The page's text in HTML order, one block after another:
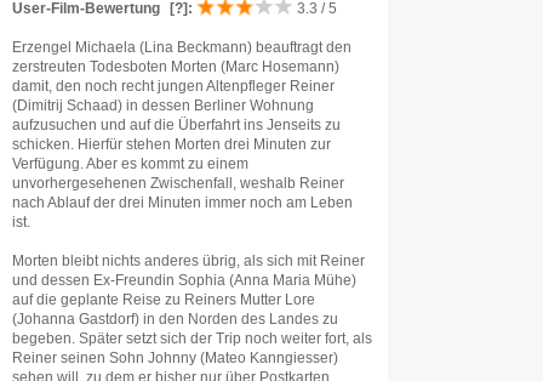
User-Film-Bewertung
[?] : 3.3 / 5
Erzengel Michaela (Lina Beckmann) beauftragt den
zerstreuten Todesboten Morten (Marc Hosemann)
damit, den noch recht jungen Altenpfleger Reiner
(Dimitrij Schaad) in dessen Berliner Wohnung
aufzusuchen und auf die Überfahrt ins Jenseits zu
schicken. Hierfür stehen Morten drei Minuten zur
Verfügung. Aber es kommt zu einem
unvorhergesehenen Zwischenfall, weshalb Reiner
nach Ablauf der drei Minuten immer noch am Leben
ist.
Morten bleibt nichts anderes übrig, als sich mit Reiner
und dessen Ex-Freundin Sophia (Anna Maria Mühe)
auf die geplante Reise zu Reiners Mutter Lore
(Johanna Gastdorf) in den Norden des Landes zu
begeben. Später setzt sich der Trip noch weiter fort, als
Reiner seinen Sohn Johnny (Mateo Kanngiesser)
sehen will, zu dem er bisher nur über Postkarten